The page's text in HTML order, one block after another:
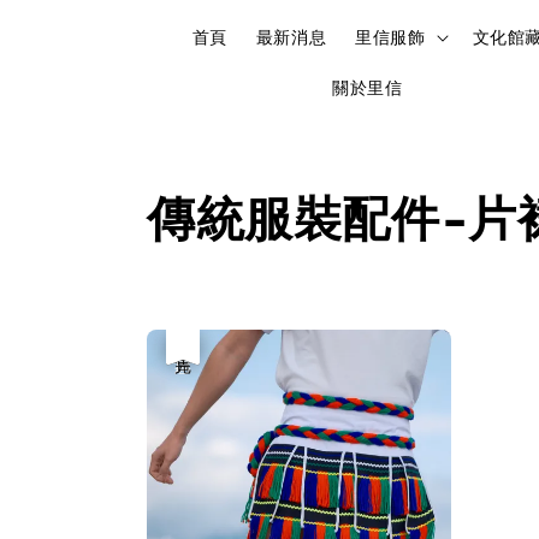
首頁 最新消息 里信服飾 文化館
關於里信
傳統服裝配件-片